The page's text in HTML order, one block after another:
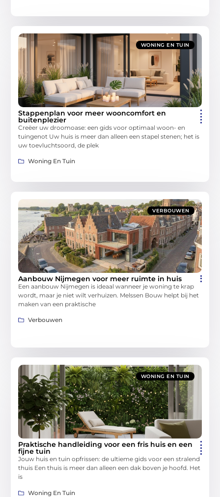
WONING EN TUIN
Stappenplan voor meer wooncomfort en
buitenplezier
Creëer uw droomoase: een gids voor optimaal woon- en
tuingenot Uw huis is meer dan alleen een stapel stenen; het is
uw toevluchtsoord, de plek
Woning En Tuin
VERBOUWEN
Aanbouw Nijmegen voor meer ruimte in huis
Een aanbouw Nijmegen is ideaal wanneer je woning te krap
wordt, maar je niet wilt verhuizen. Melssen Bouw helpt bij het
maken van een praktische
Verbouwen
WONING EN TUIN
Praktische handleiding voor een fris huis en een
fijne tuin
Jouw huis en tuin opfrissen: de ultieme gids voor een stralend
thuis Een thuis is meer dan alleen een dak boven je hoofd. Het
is
Woning En Tuin